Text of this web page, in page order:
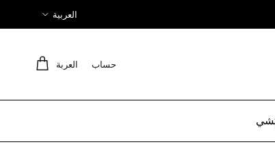
العربية
حساب العربة